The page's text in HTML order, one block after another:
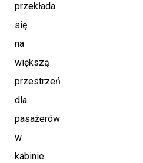
przekłada
się
na
większą
przestrzeń
dla
pasażerów
w
kabinie.